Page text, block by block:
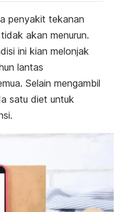
penyakit tekanan
akan menurun.
ini kian melonjak
lantas
Selain mengambil
satu diet untuk